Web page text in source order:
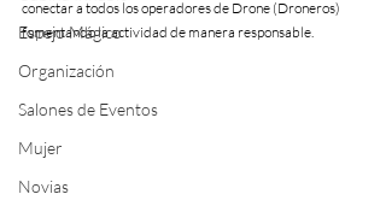
Espejo Mágico
Organización
Salones de Eventos
Mujer
Novias
conectar a todos los operadores de Drone (Droneros)
fomentando la actividad de manera responsable.